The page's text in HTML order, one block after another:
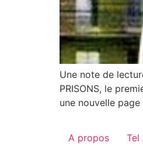
Une note de
PRISONS, le
une nouvelle
A propos Tel